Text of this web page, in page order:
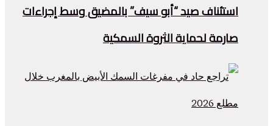
استئناف صيد “أبو سيف” بالمضيق وسط إجراءات
صارمة لحماية الثروة السمكية